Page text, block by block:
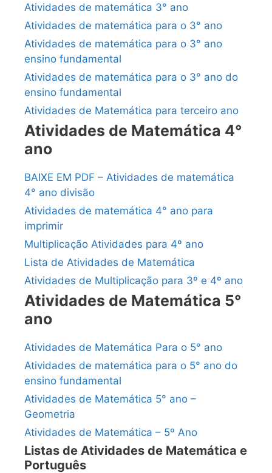
Atividades de matemática 3° ano
Atividades de matemática para o 3° ano
Atividades de matemática para o 3° ano
ensino fundamental
Atividades de matemática para o 3° ano do
ensino fundamental
Atividades de Matemática para terceiro ano
Atividades de Matemática 4°
ano
BAIXE EM PDF – Atividades de matemática
4° ano divisão
Atividades de matemática 4° ano para
imprimir
Multiplicação Atividades para 4º ano
Lista de Atividades de Matemática
Atividades de Multiplicação para 3º e 4º ano
Atividades de Matemática 5°
ano
Atividades de Matemática Para o 5° ano
Atividades de matemática para o 5° ano do
ensino fundamental
Atividades de Matemática 5° ano –
Geometria
Atividades de Matemática – 5º Ano
Listas de Atividades de Matemática e
Português